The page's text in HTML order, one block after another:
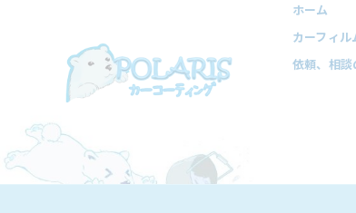
ホーム
カーフィル
依頼、相談